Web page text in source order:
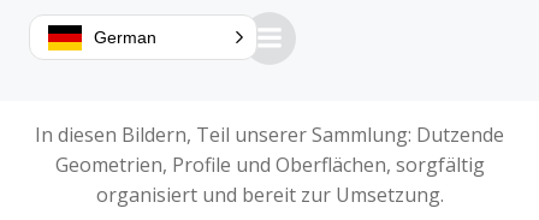
In diesen Bildern, Teil unserer Sammlung: Dutzende
Geometrien, Profile und Oberflächen, sorgfältig
organisiert und bereit zur Umsetzung.
German